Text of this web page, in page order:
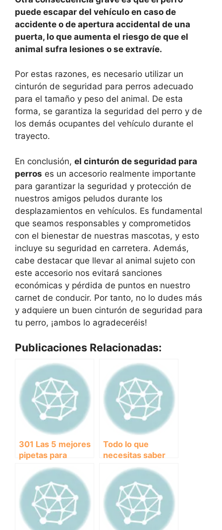
puede escapar del vehículo en caso de
accidente o de apertura accidental de una
puerta, lo que aumenta el riesgo de que el
animal sufra lesiones o se extravíe.
Por estas razones, es necesario utilizar un
cinturón de seguridad para perros adecuado
para el tamaño y peso del animal. De esta
forma, se garantiza la seguridad del perro y de
los demás ocupantes del vehículo durante el
trayecto.
En conclusión, el cinturón de seguridad para
perros es un accesorio realmente importante
para garantizar la seguridad y protección de
nuestros amigos peludos durante los
desplazamientos en vehículos. Es fundamental
que seamos responsables y comprometidos
con el bienestar de nuestras mascotas, y esto
incluye su seguridad en carretera. Además,
cabe destacar que llevar al animal sujeto con
este accesorio nos evitará sanciones
económicas y pérdida de puntos en nuestro
carnet de conducir. Por tanto, no lo dudes más
y adquiere un buen cinturón de seguridad para
tu perro, ¡ambos lo agradeceréis!
Publicaciones Relacionadas:
301 Las 5 mejores
pipetas para
proteger la salud
de tu perro
Todo lo que
necesitas saber
sobre las pastillas
de desparasitación
interna para
perros